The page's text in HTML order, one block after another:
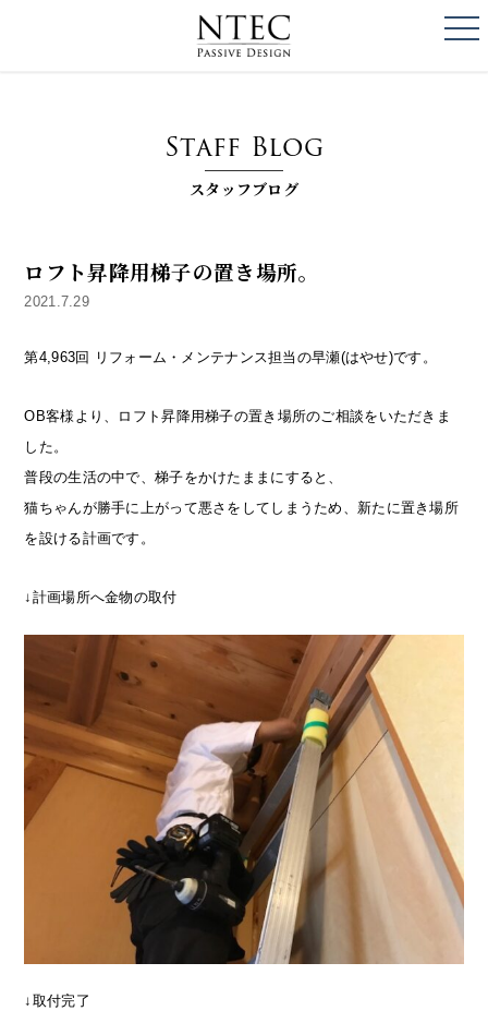
Staff Blog
スタッフブログ
ロフト昇降用梯子の置き場所。
2021.7.29
第4,963回 リフォーム・メンテナンス担当の早瀬(はやせ)です。
OB客様より、ロフト昇降用梯子の置き場所のご相談をいただきま
した。
普段の生活の中で、梯子をかけたままにすると、
猫ちゃんが勝手に上がって悪さをしてしまうため、新たに置き場所
を設ける計画です。
↓計画場所へ金物の取付
↓取付完了